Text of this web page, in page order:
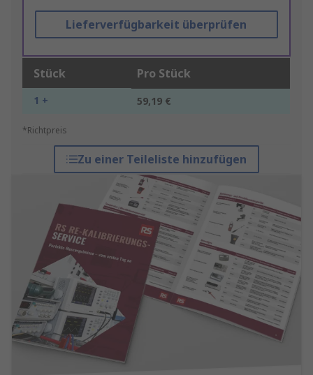
Lieferverfügbarkeit überprüfen
Stück Pro Stück
1 + 59,19 €
*Richtpreis
Zu einer Teileliste hinzufügen